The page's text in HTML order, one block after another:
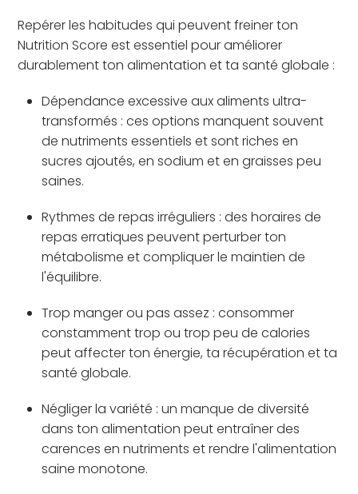
Repérer les habitudes qui peuvent freiner ton
Nutrition Score est essentiel pour améliorer
durablement ton alimentation et ta santé globale :
Dépendance excessive aux aliments ultra-
transformés : ces options manquent souvent
de nutriments essentiels et sont riches en
sucres ajoutés, en sodium et en graisses peu
saines.
Rythmes de repas irréguliers : des horaires de
repas erratiques peuvent perturber ton
métabolisme et compliquer le maintien de
l'équilibre.
Trop manger ou pas assez : consommer
constamment trop ou trop peu de calories
peut affecter ton énergie, ta récupération et ta
santé globale.
Négliger la variété : un manque de diversité
dans ton alimentation peut entraîner des
carences en nutriments et rendre l'alimentation
saine monotone.